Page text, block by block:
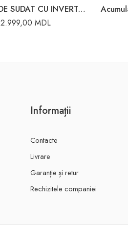
APARAT DE SUDAT CU INVERTOR 200A 220-240V INGCO
2.999,00 MDL
Informații
Contacte
Livrare
Garanție și retur
Rechizitele companiei